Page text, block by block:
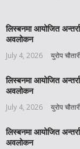
लिस्बनमा आयोजित
अवलोकन
July 4, 2026 युरोप
लिस्बनमा आयोजित
अवलोकन
July 4, 2026 युरोप
लिस्बनमा आयोजित
अवलोकन